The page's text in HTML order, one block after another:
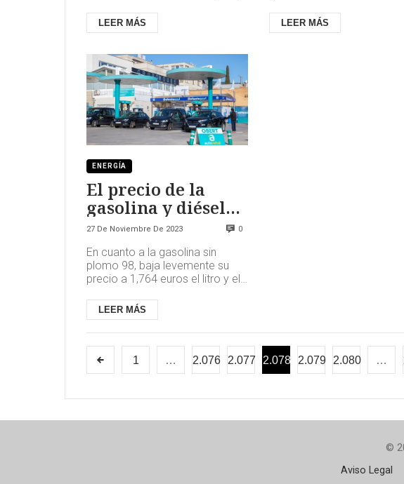
Económicos y G-20 p...
LEER MÁS
la propia Agencia Int...
LEER MÁS
ENERGÍA
El precio de la
gasolina y diésel
más baratas
27 De Noviembre De 2023 0
En cuanto a la gasolina sin
plomo 98, baja levemente su
precio a 1,764 euros el litro y el
sigue fijando su precio ...
LEER MÁS
1 … 2.076 2.077 2.078 2.079 2.080 …
©
Aviso Legal